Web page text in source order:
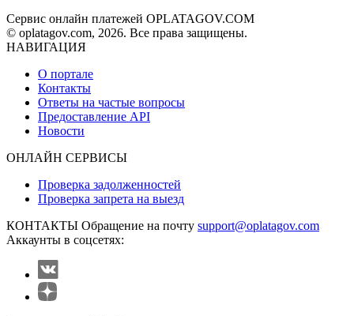
Сервис онлайн платежей OPLATAGOV.COM
© oplatagov.com, 2026. Все права защищены.
НАВИГАЦИЯ
О портале
Контакты
Ответы на частые вопросы
Предоставление API
Новости
ОНЛАЙН СЕРВИСЫ
Проверка задолженностей
Проверка запрета на выезд
КОНТАКТЫ Обращение на почту support@oplatagov.com
Аккаунты в соцсетях: